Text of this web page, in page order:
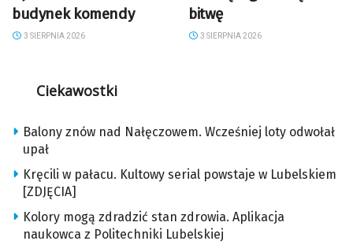
budynek komendy
3 SIERPNIA 2026
bitwę
3 SIERPNIA 2026
Ciekawostki
Balony znów nad Nałęczowem. Wcześniej loty odwołał
upał
Kręcili w pałacu. Kultowy serial powstaje w Lubelskiem
[ZDJĘCIA]
Kolory mogą zdradzić stan zdrowia. Aplikacja
naukowca z Politechniki Lubelskiej